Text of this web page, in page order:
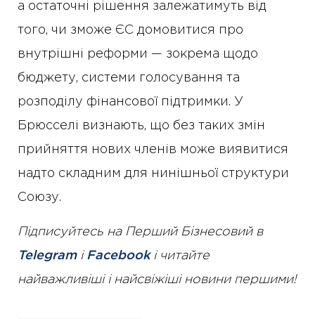
а остаточні рішення залежатимуть від
того, чи зможе ЄС домовитися про
внутрішні реформи — зокрема щодо
бюджету, системи голосування та
розподілу фінансової підтримки. У
Брюсселі визнають, що без таких змін
прийняття нових членів може виявитися
надто складним для нинішньої структури
Союзу.
Підписуйтесь на Перший Бізнесовий в
Telegramі Facebookі читайте
найважливіші і найсвіжіші новини першими!